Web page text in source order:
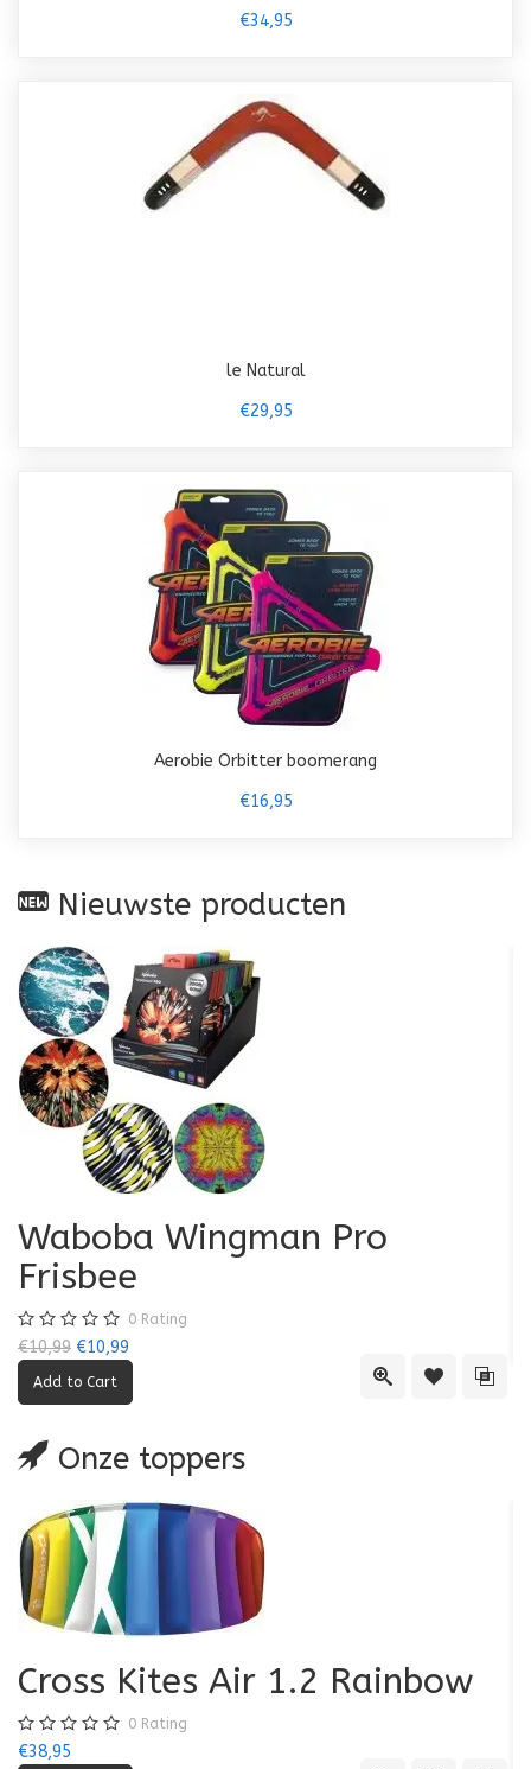
€34,95
le Natural
€29,95
Aerobie Orbitter boomerang
€16,95
Nieuwste producten
Quick ViewAdd to Add
Waboba Wingman Pro
Frisbee
0 Rating
€10,99 €10,99
Onze toppers
Cross Kites Air 1.2 Rainbow
0 Rating
€38,95